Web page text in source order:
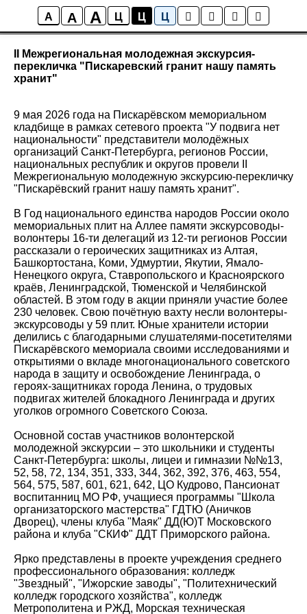
A A A Ц Ц Ц
Новости
II Межрегиональная молодежная экскурсия-
перекличка "Пискаревский гранит нашу память
хранит"
9 мая 2026 года на Пискарёвском мемориальном
кладбище в рамках сетевого проекта "У подвига нет
национальности" представители молодёжных
организаций Санкт-Петербурга, регионов России,
национальных республик и округов провели II
Межрегиональную молодежную экскурсию-перекличку
"Пискарёвский гранит нашу память хранит".
В Год национального единства народов России около
мемориальных плит на Аллее памяти экскурсоводы-
волонтеры 16-ти делегаций из 12-ти регионов России
рассказали о героических защитниках из Алтая,
Башкортостана, Коми, Удмуртии, Якутии, Ямало-
Ненецкого округа, Ставропольского и Красноярского
краёв, Ленинградской, Тюменской и Челябинской
областей. В этом году в акции приняли участие более
230 человек. Свою почётную вахту несли волонтеры-
экскурсоводы у 59 плит. Юные хранители истории
делились с благодарными слушателями-посетителями
Пискарёвского мемориала своими исследованиями и
открытиями о вкладе многонационального советского
народа в защиту и освобождение Ленинграда, о
героях-защитниках города Ленина, о трудовых
подвигах жителей блокадного Ленинграда и других
уголков огромного Советского Союза.
Основной состав участников волонтерской
молодежной экскурсии – это школьники и студенты
Санкт-Петербурга: школы, лицеи и гимназии №№13,
52, 58, 72, 134, 351, 333, 344, 362, 392, 376, 463, 554,
564, 575, 587, 601, 621, 642, ЦО Кудрово, Пансионат
воспитанниц МО РФ, учащиеся программы "Школа
организаторского мастерства" ГДТЮ (Аничков
Дворец), члены клуба "Маяк" ДД(Ю)Т Московского
района и клуба "СКИФ" ДДТ Приморского района.
Ярко представлены в проекте учреждения среднего
профессионального образования: колледж
"Звездный", "Ижорские заводы", "Политехнический
колледж городского хозяйства", колледж
Метрополитена и РЖД, Морская техническая